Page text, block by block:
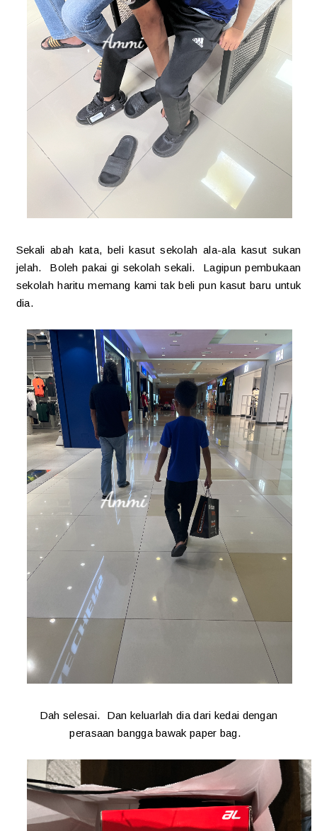
Sekali abah kata, beli kasut sekolah ala-ala kasut sukan
jelah. Boleh pakai gi sekolah sekali. Lagipun pembukaan
sekolah haritu memang kami tak beli pun kasut baru untuk
dia.
Dah selesai. Dan keluarlah dia dari kedai dengan
perasaan bangga bawak paper bag.